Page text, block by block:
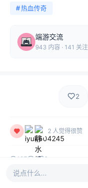
#热血传奇
端游交流
943 内容 · 141 关注
2
2 人觉得很赞
137 1 2
说点什么...